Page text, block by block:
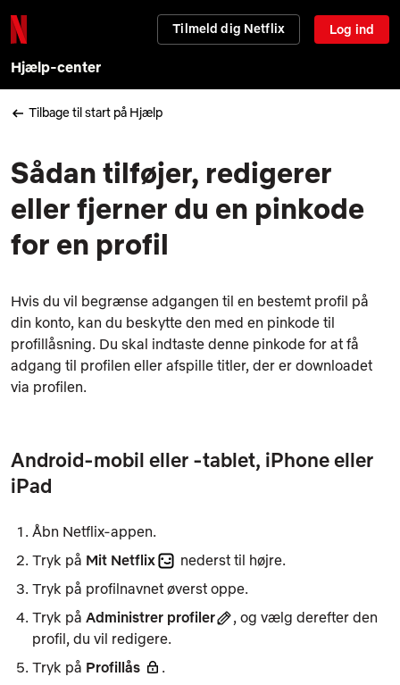
Tilmeld dig Netflix Log ind
Hjælp-center
Tilbage til start på Hjælp
Sådan tilføjer, redigerer
eller fjerner du en pinkode
for en profil
Hvis du vil begrænse adgangen til en bestemt profil på
din konto, kan du beskytte den med en pinkode til
profillåsning. Du skal indtaste denne pinkode for at få
adgang til profilen eller afspille titler, der er downloadet
via profilen.
Android-mobil eller -tablet, iPhone eller
iPad
Åbn Netflix-appen.
Tryk på Mit Netflix
nederst til højre.
Tryk på profilnavnet øverst oppe.
Tryk på Administrer profiler
, og vælg derefter den
profil, du vil redigere.
Tryk på Profillås
.